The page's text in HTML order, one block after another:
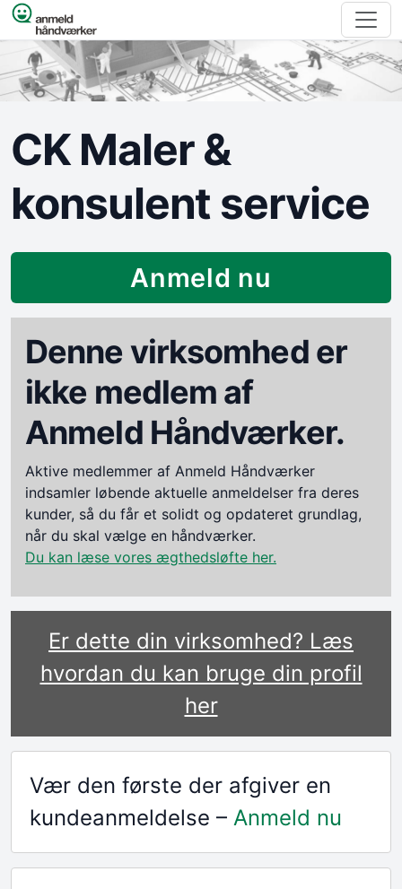
Spring til indhold
CK Maler &
konsulent service
Anmeld nu
Denne virksomhed er
ikke medlem af
Anmeld Håndværker.
Aktive medlemmer af Anmeld Håndværker
indsamler løbende aktuelle anmeldelser fra deres
kunder, så du får et solidt og opdateret grundlag,
når du skal vælge en håndværker.
Du kan læse vores ægthedsløfte her.
Er dette din virksomhed? Læs
hvordan du kan bruge din profil
her
Vær den første der afgiver en
kundeanmeldelse – Anmeld nu